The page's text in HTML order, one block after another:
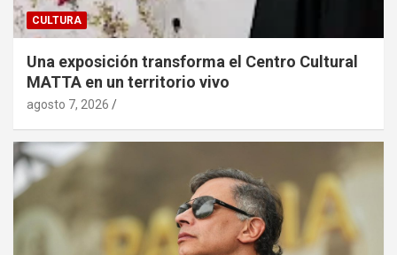
CULTURA
Una exposición transforma el Centro Cultural
MATTA en un territorio vivo
agosto 7, 2026